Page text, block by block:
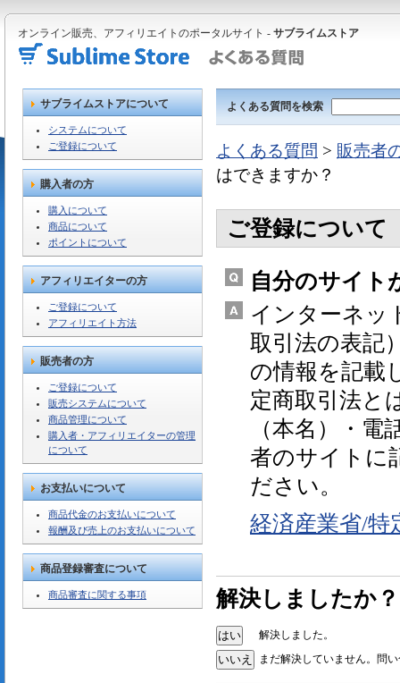
オンライン販売、アフィリエイトのポータルサイト - サブライムストア
サブライムストアについて
システムについて
ご登録について
購入者の方
購入について
商品について
ポイントについて
アフィリエイターの方
ご登録について
アフィリエイト方法
販売者の方
ご登録について
販売システムについて
商品管理について
購入者・アフィリエイターの管理
について
お支払いについて
商品代金のお支払いについて
報酬及び売上のお支払いについて
商品登録審査について
商品審査に関する事項
よくある質問を検索
よくある質問 > 販売者
はできますか？
ご登録について
自分のサイト
インターネッ
取引法の表記
の情報を記載
定商取引法と
（本名）・
者のサイトに
ださい。
経済産業省/特
解決しましたか？
解決しました。
まだ解決していません。問